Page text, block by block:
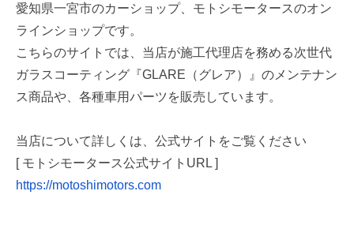
愛知県一宮市のカーショップ、モトシモータースのオン
ラインショップです。
こちらのサイトでは、当店が施工代理店を務める次世代
ガラスコーティング『GLARE（グレア）』のメンテナン
ス商品や、各種車用パーツを販売しています。
当店について詳しくは、公式サイトをご覧ください
[ モトシモータース公式サイトURL ]
https://motoshimotors.com